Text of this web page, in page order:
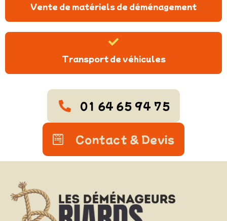
Vente de matériels de déménagement
Transport de véhicules
01 64 65 94 75
Contact & Devis